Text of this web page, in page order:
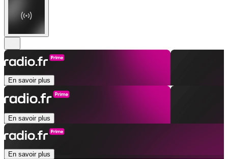
En savoir plus
En savoir plus
En savoir plus